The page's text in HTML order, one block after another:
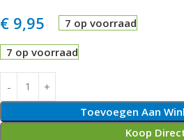
€ 9,95 7 op voorraad
7 op voorraad
Toevoegen Aan
Koop